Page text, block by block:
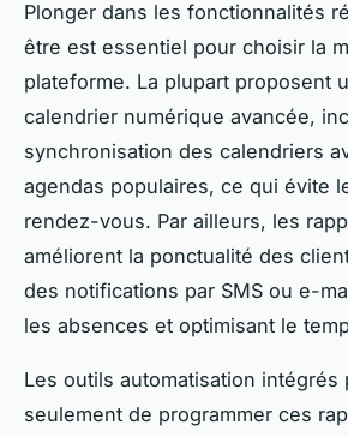
Plonger dans les fonctionnalités
être est essentiel pour choisir la
plateforme. La plupart proposent
calendrier numérique avancée,
synchronisation des calendriers
agendas populaires, ce qui évite
rendez-vous. Par ailleurs, les
améliorent la ponctualité des
des notifications par SMS ou e-
les absences et optimisant le
Les outils automatisation intégrés
seulement de programmer ces